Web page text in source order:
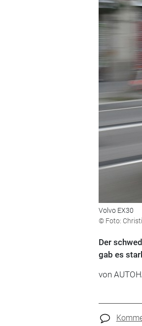
Volvo EX30
© Foto:
Der
gab es
von